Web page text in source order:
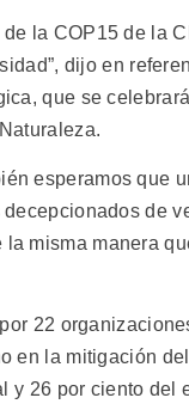
la COP15 de la
dijo en
que se
esperamos que
de
misma manera
22
en la mitigación
26 por ciento del